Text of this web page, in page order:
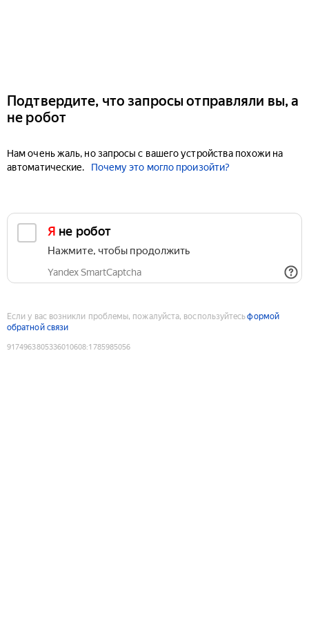
Подтвердите, что запросы отправляли вы, а
не робот
Нам очень жаль, но запросы с вашего устройства похожи на
автоматические.
Почему это могло произойти?
Я не робот
Нажмите, чтобы продолжить
Yandex SmartCaptcha
Если у вас возникли проблемы, пожалуйста, воспользуйтесьформой
обратной связи
9174963805336010608:1785985056